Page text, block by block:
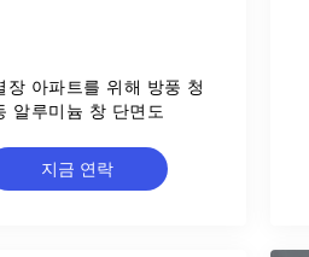
장 아파트를 위해 방풍 청
알루미늄 창 단면도
지금 연락